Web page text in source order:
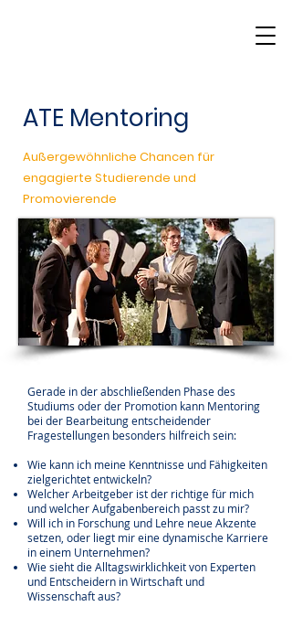
ATE Mentoring
Außergewöhnliche Chancen für
engagierte Studierende und
Promovierende
Gerade in der abschließenden Phase des
Studiums oder der Promotion kann Mentoring
bei der Bearbeitung entscheidender
Fragestellungen besonders hilfreich sein:
Wie kann ich meine Kenntnisse und Fähigkeiten
zielgerichtet entwickeln?
Welcher Arbeitgeber ist der richtige für mich
und welcher Aufgabenbereich passt zu mir?
Will ich in Forschung und Lehre neue Akzente
setzen, oder liegt mir eine dynamische Karriere
in einem Unternehmen?
Wie sieht die Alltagswirklichkeit von Experten
und Entscheidern in Wirtschaft und
Wissenschaft aus?